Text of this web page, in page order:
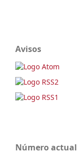
Avisos
Número actual